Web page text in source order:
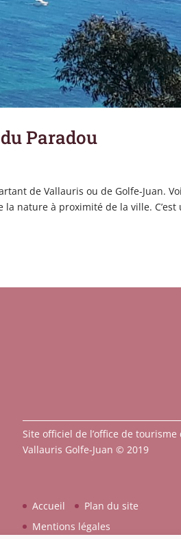
Paradou
de Vallauris ou de Golfe-Juan.
nature à proximité de la ville.
Site officiel de l’office de
Vallauris Golfe-Juan © 2019
Accueil
Plan du site
Mentions légales